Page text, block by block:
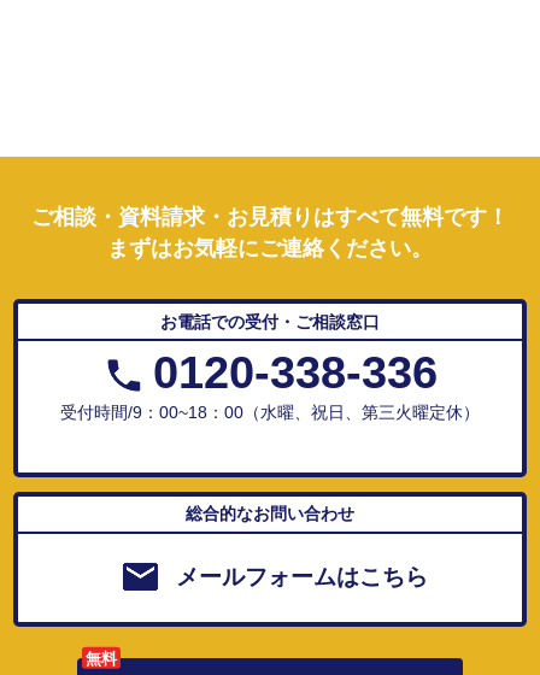
ご相談・資料請求・お見積りはすべて無料です！
まずはお気軽にご連絡ください。
お電話での受付・ご相談窓口
0120-338-336
受付時間/9：00~18：00（水曜、祝日、第三火曜定休）
総合的なお問い合わせ
メールフォームはこちら
無料